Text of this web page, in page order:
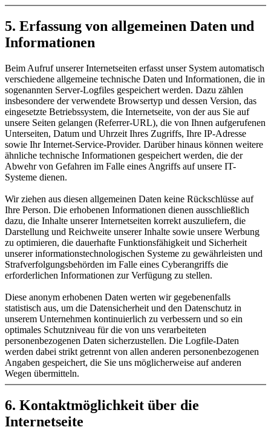
5. Erfassung von allgemeinen Daten und
Informationen
Beim Aufruf unserer Internetseiten erfasst unser System automatisch
verschiedene allgemeine technische Daten und Informationen, die in
sogenannten Server-Logfiles gespeichert werden. Dazu zählen
insbesondere der verwendete Browsertyp und dessen Version, das
eingesetzte Betriebssystem, die Internetseite, von der aus Sie auf
unsere Seiten gelangen (Referrer-URL), die von Ihnen aufgerufenen
Unterseiten, Datum und Uhrzeit Ihres Zugriffs, Ihre IP-Adresse
sowie Ihr Internet-Service-Provider. Darüber hinaus können weitere
ähnliche technische Informationen gespeichert werden, die der
Abwehr von Gefahren im Falle eines Angriffs auf unsere IT-
Systeme dienen.
Wir ziehen aus diesen allgemeinen Daten keine Rückschlüsse auf
Ihre Person. Die erhobenen Informationen dienen ausschließlich
dazu, die Inhalte unserer Internetseiten korrekt auszuliefern, die
Darstellung und Reichweite unserer Inhalte sowie unsere Werbung
zu optimieren, die dauerhafte Funktionsfähigkeit und Sicherheit
unserer informationstechnologischen Systeme zu gewährleisten und
Strafverfolgungsbehörden im Falle eines Cyberangriffs die
erforderlichen Informationen zur Verfügung zu stellen.
Diese anonym erhobenen Daten werten wir gegebenenfalls
statistisch aus, um die Datensicherheit und den Datenschutz in
unserem Unternehmen kontinuierlich zu verbessern und so ein
optimales Schutzniveau für die von uns verarbeiteten
personenbezogenen Daten sicherzustellen. Die Logfile-Daten
werden dabei strikt getrennt von allen anderen personenbezogenen
Angaben gespeichert, die Sie uns möglicherweise auf anderen
Wegen übermitteln.
6. Kontaktmöglichkeit über die
Internetseite